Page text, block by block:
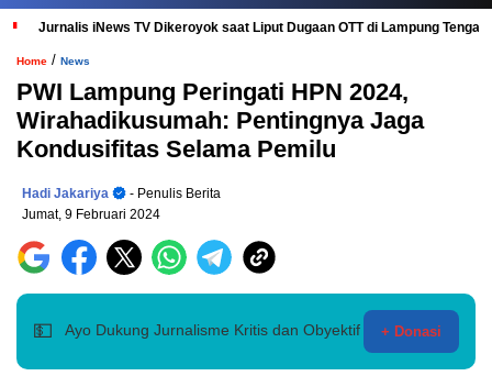
Jurnalis iNews TV Dikeroyok saat Liput Dugaan OTT di Lampung
Home / News
PWI Lampung Peringati HPN 2024,
Wirahadikusumah: Pentingnya Jaga
Kondusifitas Selama Pemilu
Hadi Jakariya
- Penulis Berita
Jumat, 9 Februari 2024
💵 Ayo Dukung Jurnalisme Kritis dan Obyektif + Donasi